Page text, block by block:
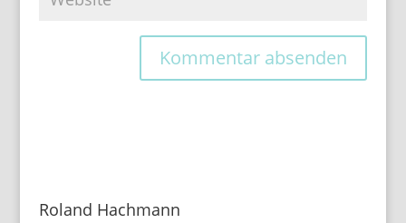
Roland Hachmann